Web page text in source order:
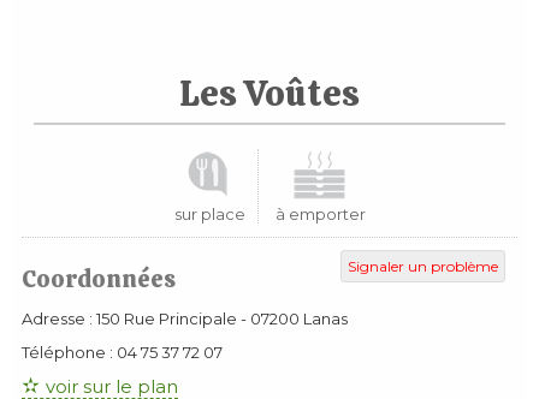
Les Voûtes
sur place à emporter
Signaler un problème
Coordonnées
Adresse : 150 Rue Principale - 07200 Lanas
Téléphone : 04 75 37 72 07
voir sur le plan